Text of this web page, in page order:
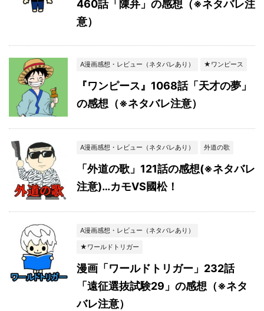
460話「陳弁」の感想（※ネタバレ注
意）
A漫画感想・レビュー（ネタバレあり） ★ワンピース
『ワンピース』1068話「天才の夢」
の感想（※ネタバレ注意）
A漫画感想・レビュー（ネタバレあり） 外道の歌
「外道の歌」121話の感想(※ネタバレ
注意)…カモVS國松！
A漫画感想・レビュー（ネタバレあり）
★ワールドトリガー
漫画「ワールドトリガー」232話
「遠征選抜試験29」の感想（※ネタ
バレ注意）